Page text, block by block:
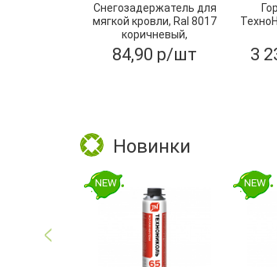
Снегозадержатель для
мягкой кровли, Ral 8017
коричневый,
ТехноНИКОЛЬ
84,90 р/шт 3
Новинки
NEW NEW